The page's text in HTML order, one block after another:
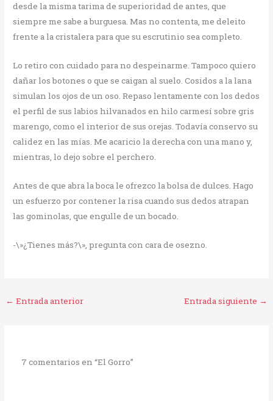
desde la misma tarima de superioridad de antes, que
siempre me sabe a burguesa. Mas no contenta, me deleito
frente a la cristalera para que su escrutinio sea completo.
Lo retiro con cuidado para no despeinarme. Tampoco quiero
dañar los botones o que se caigan al suelo. Cosidos a la lana
simulan los ojos de un oso. Repaso lentamente con los dedos
el perfil de sus labios hilvanados en hilo carmesí sobre gris
marengo, como el interior de sus orejas. Todavía conservo su
calidez en las mías. Me acaricio la derecha con una mano y,
mientras, lo dejo sobre el perchero.
Antes de que abra la boca le ofrezco la bolsa de dulces. Hago
un esfuerzo por contener la risa cuando sus dedos atrapan
las gominolas, que engulle de un bocado.
-\»¿Tienes más?\», pregunta con cara de osezno.
← Entrada anterior Entrada siguiente →
7 comentarios en “El Gorro”